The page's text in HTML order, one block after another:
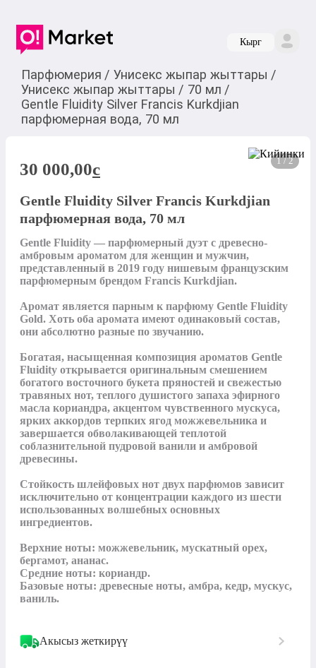
Кырг
Парфюмерия / Унисекс жыпар жыттары /
Унисекс жыпар жыттары / 70 мл /
Gentle Fluidity Silver Francis Kurkdjian
парфюмерная вода, 70 мл
1 / 2
30 000,00c
Gentle Fluidity Silver Francis Kurkdjian
парфюмерная вода, 70 мл
Gentle Fluidity — парфюмерный дуэт с древесно-
амбровым ароматом для женщин и мужчин,
представленный в 2019 году нишевым французским
парфюмерным брендом Francis Kurkdjian.
Аромат является парным к парфюму Gentle Fluidity
Gold. Хоть оба аромата имеют одинаковый состав,
они абсолютно разные по звучанию.
Богатая, насыщенная композиция ароматов Gentle
Fluidity открывается оригинальным смешением
богатого восточного букета пряностей и свежестью
травяных нот, теплого душистого запаха эфирного
масла кориандра, акцентом чувственного мускуса,
ярких аккордов терпких ягод можжевельника и
завершается обволакивающей теплотой
соблазнительной пудровой ванили и амбровой
древесины.
Стойкость шлейфовых нот двух парфюмов зависит
исключительно от концентрации каждого из шести
использованных волшебных основных
ингредиентов.
Верхние ноты: можжевельник, мускатный орех,
бергамот, ананас.
Средние ноты: кориандр.
Базовые ноты: древесные ноты, амбра, кедр, мускус,
ваниль.
Акысыз жеткирүү